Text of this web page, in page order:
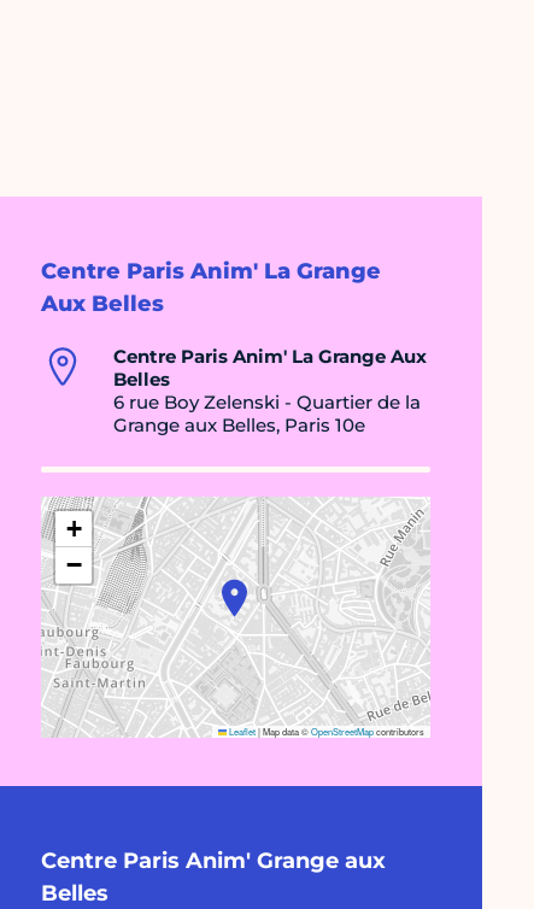
Centre Paris Anim' La Grange
Aux Belles
Centre Paris Anim' La Grange Aux
Belles
6 rue Boy Zelenski - Quartier de la
Grange aux Belles, Paris 10e
+
−
Leaflet|Map data ©OpenStreetMapcontributors
Centre Paris Anim' Grange aux
Belles